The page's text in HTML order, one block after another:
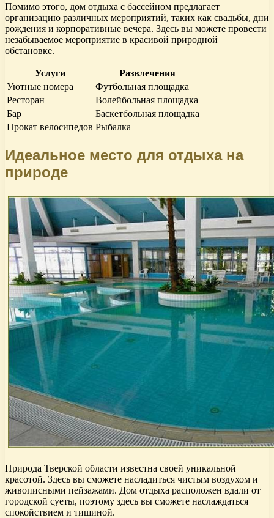
Помимо этого, дом отдыха с бассейном предлагает
организацию различных мероприятий, таких как свадьбы, дни
рождения и корпоративные вечера. Здесь вы можете провести
незабываемое мероприятие в красивой природной
обстановке.
Услуги
Развлечения
Уютные номера
Футбольная площадка
Ресторан
Волейбольная площадка
Бар
Баскетбольная площадка
Прокат велосипедов Рыбалка
Идеальное место для отдыха на
природе
Природа Тверской области известна своей уникальной
красотой. Здесь вы сможете насладиться чистым воздухом и
живописными пейзажами. Дом отдыха расположен вдали от
городской суеты, поэтому здесь вы сможете наслаждаться
спокойствием и тишиной.